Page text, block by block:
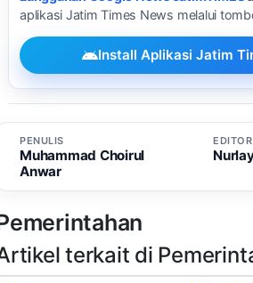
aplikasi Jatim Times News melalui
Install Aplikasi Jatim
PENULIS
Muhammad Choirul
Anwar
EDITOR
terkait di